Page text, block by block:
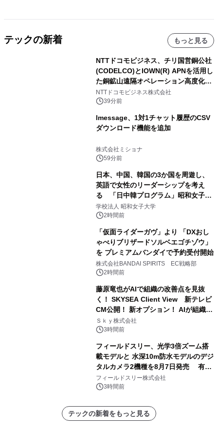
テックの新着 もっと見る
NTTドコモビジネス、チリ国営銅公社
(CODELCO)とIOWN(R) APNを活用し
た銅鉱山遠隔オペレーション高度化に
向けた調査・実証を開始
NTTドコモビジネス株式会社
39分前
lmessage、1対1チャット履歴のCSV
ダウンロード機能を追加
株式会社ミショナ
59分前
日本、中国、韓国の3か国を周遊し、
英語で女性のリーダーシップを考え
る 「日中韓プログラム」昭和女子大
学で開催
学校法人 昭和女子大学
2時間前
「仮面ライダーガヴ」より 「DXおし
ゃべりブリザードソルベエゴチゾウ」
を プレミアムバンダイで予約受付開始
株式会社BANDAI SPIRITS EC戦略部
2時間前
藤原竜也がAIで組織の改善点を見抜
く！ SKYSEA Client View 新テレビ
CM公開！ 新オプション！ AIが組織の
業務実態を分析し労務改善を支援。 藤
原竜也メイキング動画公開 「もしAIが
る自信がある」「昨年の夏はカブトム
シを捕まえたり、虫と戦ったり…」
Ｓｋｙ株式会社
3時間前
フィールドスリー、光学3倍ズーム搭
載モデルと 水深10m防水モデルのデジ
タルカメラ2機種を8月7日発売 有効
約1300万画素、用途別に選べるコンデ
ジ新登場
フィールドスリー株式会社
3時間前
テックの新着をもっと見る